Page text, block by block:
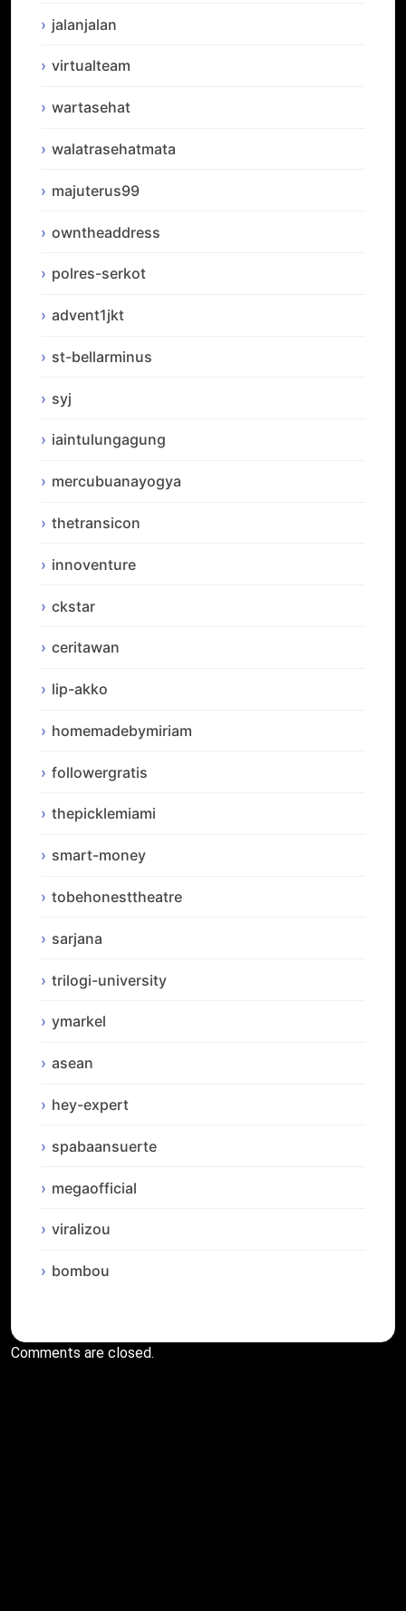
jalanjalan
virtualteam
wartasehat
walatrasehatmata
majuterus99
owntheaddress
polres-serkot
advent1jkt
st-bellarminus
syj
iaintulungagung
mercubuanayogya
thetransicon
innoventure
ckstar
ceritawan
lip-akko
homemadebymiriam
followergratis
thepicklemiami
smart-money
tobehonesttheatre
sarjana
trilogi-university
ymarkel
asean
hey-expert
spabaansuerte
megaofficial
viralizou
bombou
Comments are closed.